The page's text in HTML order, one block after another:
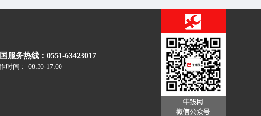
服务热线：0551-63423017
时间： 08:30-17:00